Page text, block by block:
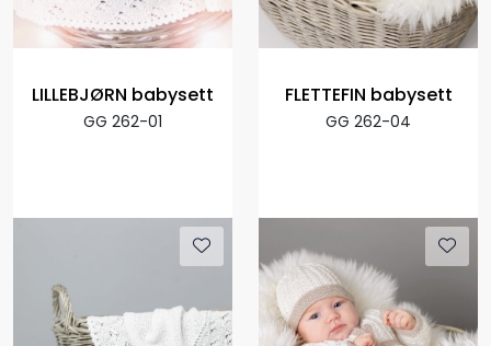
LILLEBJØRN babysett
GG 262-01
FLETTEFIN babysett
GG 262-04